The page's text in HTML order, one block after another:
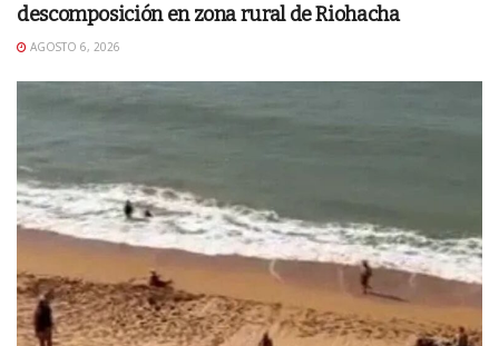
descomposición en zona rural de Riohacha
AGOSTO 6, 2026